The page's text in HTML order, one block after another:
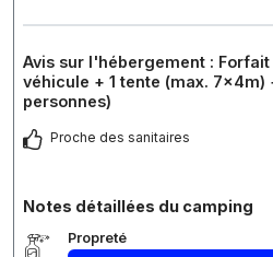
Avis sur l'hébergement : Forfait
véhicule + 1 tente (max. 7x4m)
personnes)
Proche des sanitaires
Notes détaillées du camping
Propreté